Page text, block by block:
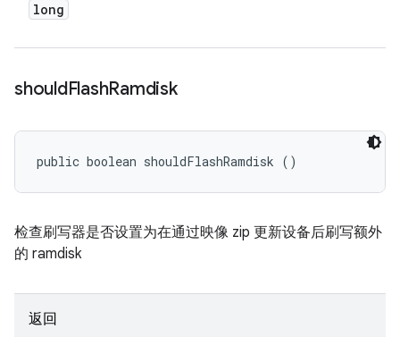
long
shouldFlashRamdisk
public boolean shouldFlashRamdisk ()
检查刷写器是否设置为在通过映像 zip 更新设备后刷写额外
的 ramdisk
返回